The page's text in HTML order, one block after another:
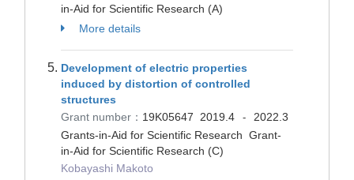
in-Aid for Scientific Research (A)
More details
Development of electric properties
induced by distortion of controlled
structures
Grant number： 19K05647 2019.4 -
2022.3
Grants-in-Aid for Scientific Research Grant-
in-Aid for Scientific Research (C)
Kobayashi Makoto